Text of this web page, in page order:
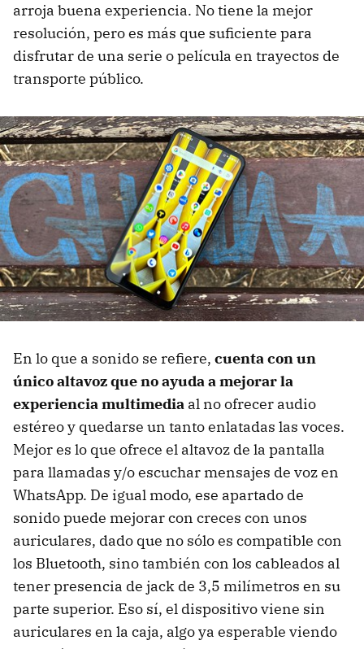
arroja buena experiencia. No tiene la mejor
resolución, pero es más que suficiente para
disfrutar de una serie o película en trayectos de
transporte público.
En lo que a sonido se refiere, cuenta con un
único altavoz que no ayuda a mejorar la
experiencia multimedia al no ofrecer audio
estéreo y quedarse un tanto enlatadas las voces.
Mejor es lo que ofrece el altavoz de la pantalla
para llamadas y/o escuchar mensajes de voz en
WhatsApp. De igual modo, ese apartado de
sonido puede mejorar con creces con unos
auriculares, dado que no sólo es compatible con
los Bluetooth, sino también con los cableados al
tener presencia de jack de 3,5 milímetros en su
parte superior. Eso sí, el dispositivo viene sin
auriculares en la caja, algo ya esperable viendo